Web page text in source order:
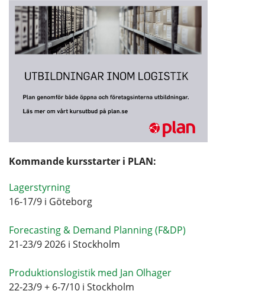
Kommande kursstarter i PLAN:
Lagerstyrning
16-17/9 i Göteborg
Forecasting & Demand Planning (F&DP)
21-23/9 2026 i Stockholm
Produktionslogistik med Jan Olhager
22-23/9 + 6-7/10 i Stockholm